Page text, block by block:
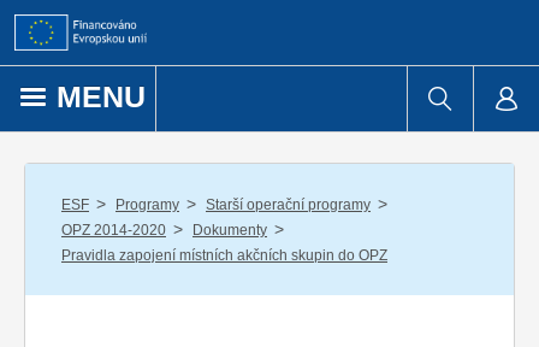
Přejít k obsahu
MENU
ESF / Programy / Starší operační programy /
OPZ 2014-2020 / Dokumenty /
Pravidla zapojení místních akčních skupin do OPZ